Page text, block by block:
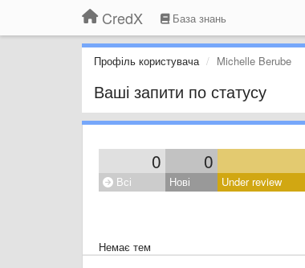
CredX База знань
Профіль користувача Michelle Berube
Ваші запити по статусу
0 0
Всі Нові Under review
Немає тем